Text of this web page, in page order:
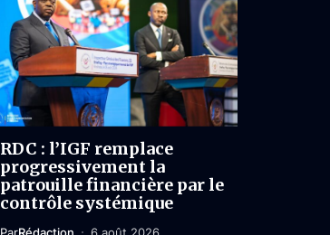
RDC : l’IGF remplace
progressivement la
patrouille financière par le
contrôle systémique
ParRédaction 6 août 2026